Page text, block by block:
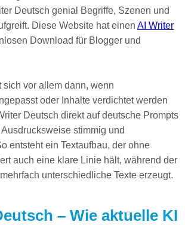
Deutsch genial Begriffe, Szenen und
Diese Website hat einen AI Writer
Download für Blogger und
sich vor allem dann, wenn
oder Inhalte verdichtet werden
Deutsch direkt auf deutsche Prompts
stimmig und
entsteht ein Textaufbau, der ohne
auch eine klare Linie hält, während der
unterschiedliche Texte erzeugt.
– Wie aktuelle KI